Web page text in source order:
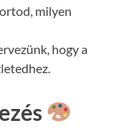
milyen
hogy a